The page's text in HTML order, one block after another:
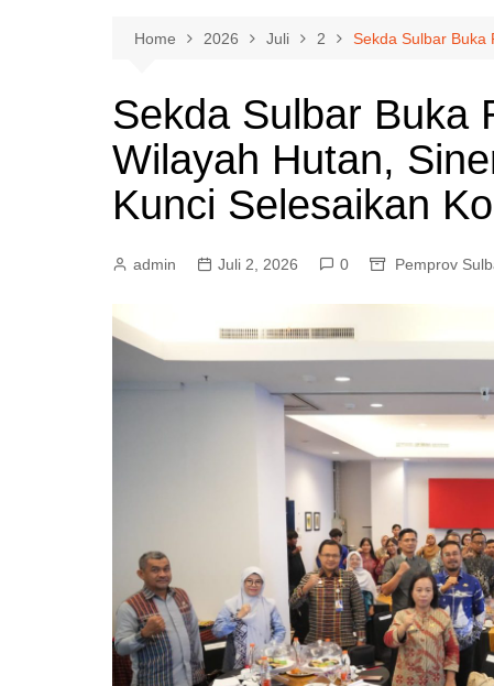
Polewali Mandar
Majene
Mamasa
Home 2026 Juli 2 Sekda Sulbar Buka
Sekda Sulbar Buka
Wilayah Hutan,
Kunci Selesaikan
admin Juli 2, 2026 0 Pemprov